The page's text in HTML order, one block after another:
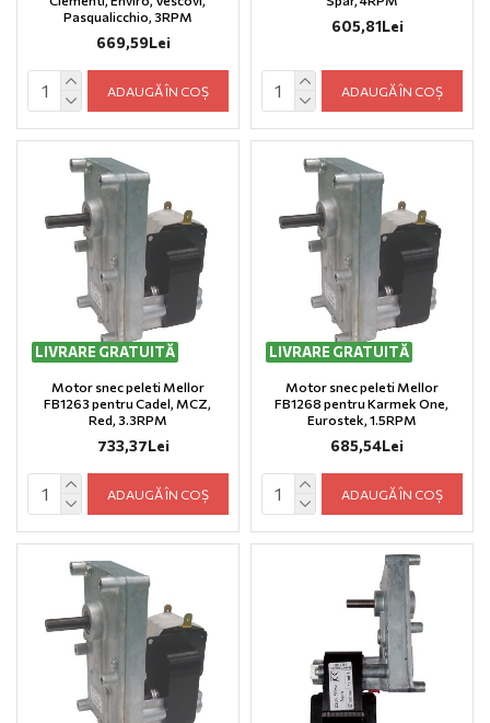
Pasqualicchio, 3RPM
669,59Lei
ADAUGĂ ÎN COȘ
605,81Lei
ADAUGĂ ÎN COȘ
LIVRARE GRATUITĂ
Motor snec peleti Mellor
FB1263 pentru Cadel, MCZ,
Red, 3.3RPM
733,37Lei
ADAUGĂ ÎN COȘ
LIVRARE GRATUITĂ
Motor snec peleti Mellor
FB1268 pentru Karmek One,
Eurostek, 1.5RPM
685,54Lei
ADAUGĂ ÎN COȘ